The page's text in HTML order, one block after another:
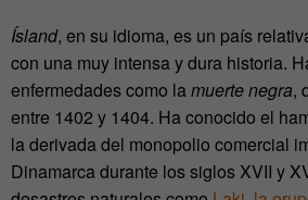
Ísland, en su idioma, es un país
con una muy intensa y dura historia.
enfermedades como lamuerte negra,
entre 1402 y 1404. Ha conocido el
la derivada del monopolio comercial
Dinamarca durante los siglos XVII y